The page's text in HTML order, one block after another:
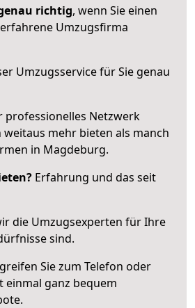
richtig, wenn Sie einen
Umzugsfirma
Umzugsservice für Sie genau
professionelles Netzwerk
mehr bieten als manch
in Magdeburg.
Erfahrung und das seit
die Umzugsexperten für Ihre
sind.
Sie zum Telefon oder
einmal ganz bequem